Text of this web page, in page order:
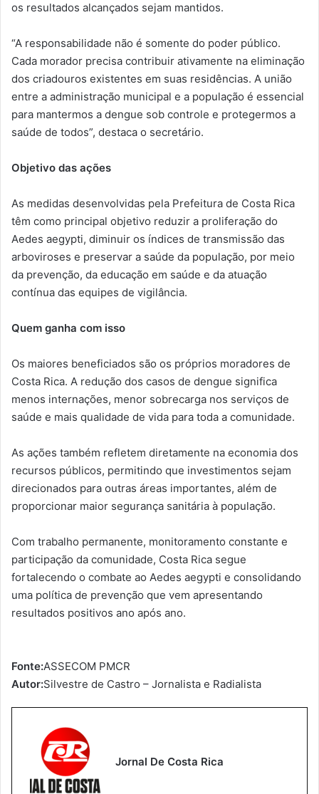
os resultados alcançados sejam mantidos.
“A responsabilidade não é somente do poder público.
Cada morador precisa contribuir ativamente na eliminação
dos criadouros existentes em suas residências. A união
entre a administração municipal e a população é essencial
para mantermos a dengue sob controle e protegermos a
saúde de todos”, destaca o secretário.
Objetivo das ações
As medidas desenvolvidas pela Prefeitura de Costa Rica
têm como principal objetivo reduzir a proliferação do
Aedes aegypti, diminuir os índices de transmissão das
arboviroses e preservar a saúde da população, por meio
da prevenção, da educação em saúde e da atuação
contínua das equipes de vigilância.
Quem ganha com isso
Os maiores beneficiados são os próprios moradores de
Costa Rica. A redução dos casos de dengue significa
menos internações, menor sobrecarga nos serviços de
saúde e mais qualidade de vida para toda a comunidade.
As ações também refletem diretamente na economia dos
recursos públicos, permitindo que investimentos sejam
direcionados para outras áreas importantes, além de
proporcionar maior segurança sanitária à população.
Com trabalho permanente, monitoramento constante e
participação da comunidade, Costa Rica segue
fortalecendo o combate ao Aedes aegypti e consolidando
uma política de prevenção que vem apresentando
resultados positivos ano após ano.
Fonte:ASSECOM PMCR
Autor:Silvestre de Castro – Jornalista e Radialista
Jornal De Costa Rica